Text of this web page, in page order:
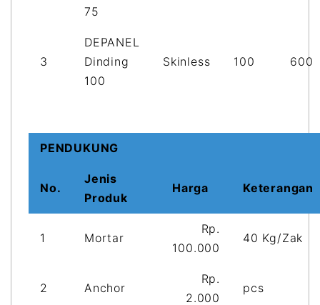
75
3
DEPANEL
Dinding
100
Skinless 100 600
PENDUKUNG
No.
Jenis
Produk
Harga Keterangan
1 Mortar
Rp.
100.000
40 Kg/Zak
2 Anchor
Rp.
2.000
pcs